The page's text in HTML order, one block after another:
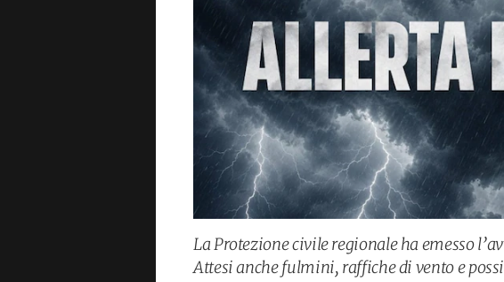
La Protezione civile regionale ha emesso
Attesi anche fulmini, raffiche di vento e